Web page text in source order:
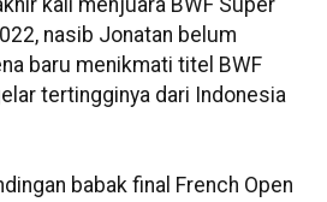
kali menjuara BWF Super
nasib Jonatan belum
baru menikmati titel BWF
tertingginya dari Indonesia
babak final French Open